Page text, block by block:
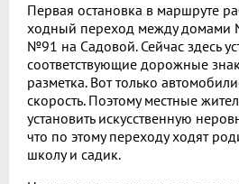
Первая остановка в марш­руте
ходный переход между домами
№91 на Са­довой. Сейчас здесь
соответствующие дорожные
разметка. Вот только
скорость. Поэтому мест­ные
устано­вить искусственную
что по этому пе­реходу ходят
школу и садик.